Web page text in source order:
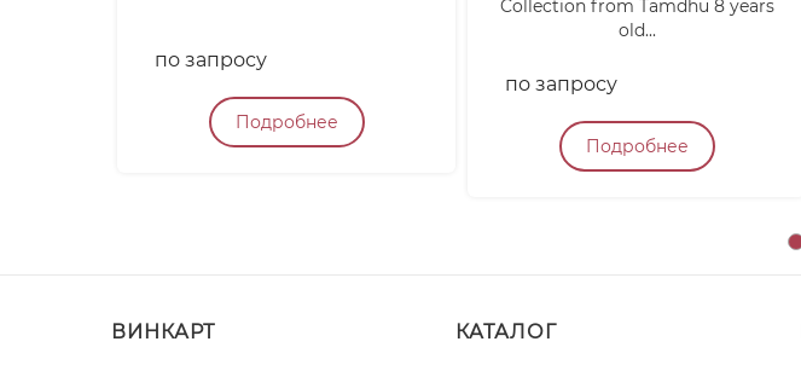
по запросу
Подробнее
Collection from Tamdhu 8 years
old...
по запросу
Подробнее
ВИНКАРТ КАТАЛОГ